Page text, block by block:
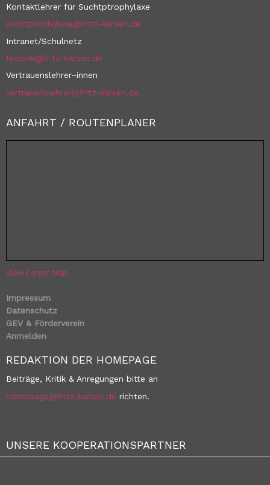
Kontaktlehrer für Suchtptrophylaxe
suchtprophylaxe@fritz-karsen.de
Intranet/Schulnetz
technik@fritz-karsen.de
Vertrauenslehrer~innen
vertrauenslehrer@fritz-karsen.de
ANFAHRT / ROUTENPLANER
View Larger Map
Impressum
Datenschutz
GEV & Förderverein
Anmelden
REDAKTION DER HOMEPAGE
Beiträge, Kritik & Anregungen bitte an
homepage@fritz-karsen.de richten.
UNSERE KOOPERATIONSPARTNER